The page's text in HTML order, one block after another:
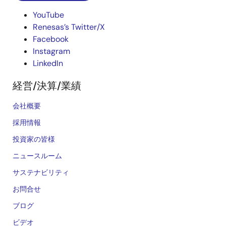
YouTube
Renesas’s Twitter/X
Facebook
Instagram
LinkedIn
経営/決算/業績
会社概要
採用情報
投資家の皆様
ニュースルーム
サステナビリティ
お問合せ
ブログ
ビデオ